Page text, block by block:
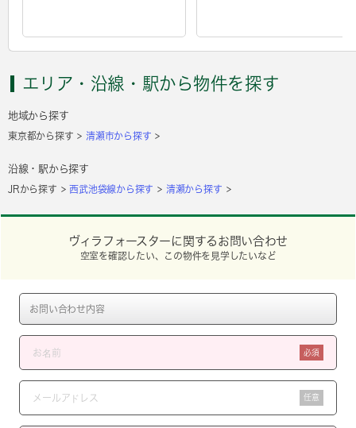
エリア・沿線・駅から物件を探す
地域から探す
東京都から探す 清瀬市から探す
沿線・駅から探す
JRから探す 西武池袋線から探す 清瀬から探す
ヴィラフォースターに関するお問い合わせ
空室を確認したい、この物件を見学したいなど
必須
任意